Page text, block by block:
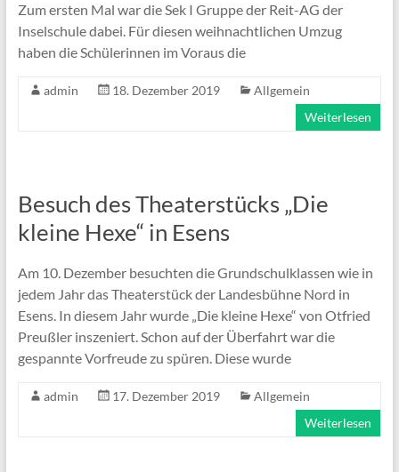
Zum ersten Mal war die Sek I Gruppe der Reit-AG der
Inselschule dabei. Für diesen weihnachtlichen Umzug
haben die Schülerinnen im Voraus die
admin 18. Dezember 2019
Allgemein
Weiterlesen
Besuch des Theaterstücks „Die
kleine Hexe“ in Esens
Am 10. Dezember besuchten die Grundschulklassen wie in
jedem Jahr das Theaterstück der Landesbühne Nord in
Esens. In diesem Jahr wurde „Die kleine Hexe“ von Otfried
Preußler inszeniert. Schon auf der Überfahrt war die
gespannte Vorfreude zu spüren. Diese wurde
admin 17. Dezember 2019
Allgemein
Weiterlesen